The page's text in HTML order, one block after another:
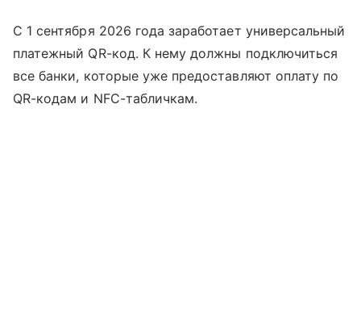
С 1 сентября 2026 года заработает универсальный
платежный QR-код. К нему должны подключиться
все банки, которые уже предоставляют оплату по
QR-кодам и NFC-табличкам.